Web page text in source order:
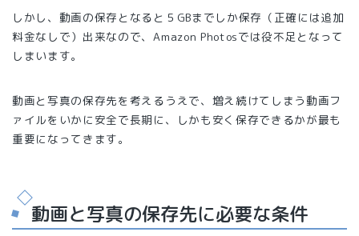
しかし、動画の保存となると５GBまでしか保存（正確には追加
料金なしで）出来なので、Amazon Photosでは役不足となって
しまいます。
動画と写真の保存先を考えるうえで、増え続けてしまう動画フ
ァイルをいかに安全で長期に、しかも安く保存できるかが最も
重要になってきます。
動画と写真の保存先に必要な条件